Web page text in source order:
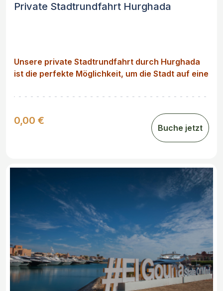
Private Stadtrundfahrt Hurghada
Unsere private Stadtrundfahrt durch Hurghada
ist die perfekte Möglichkeit, um die Stadt auf eine
0,00 €
Buche jetzt